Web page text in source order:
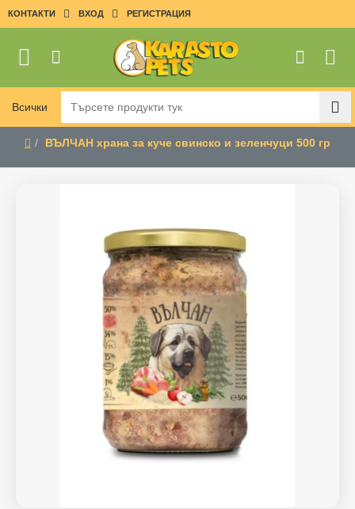
КОНТАКТИ ВХОД РЕГИСТРАЦИЯ
Всички
Търсете
продукти
ВЪЛЧАН храна за куче свинско и зеленчуци 500 гр